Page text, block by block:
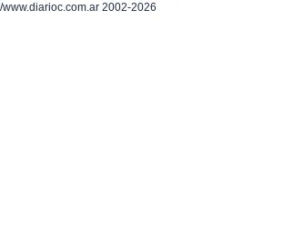
/www.diarioc.com.ar 2002-2026